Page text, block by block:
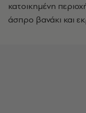
κατοικημένη
άσπρο βανάκι και